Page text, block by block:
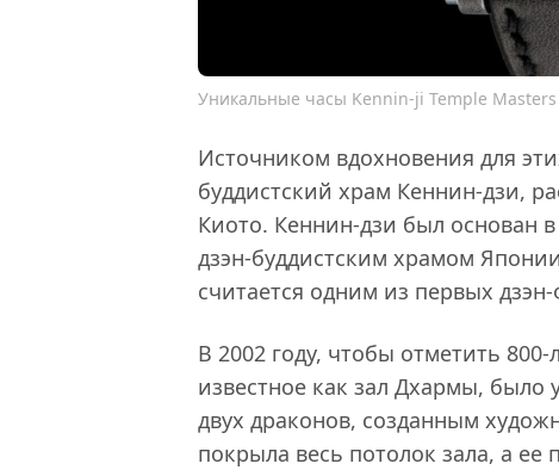
Уникальные часы Kennin-ji Temple Masters
Источником вдохновения для
буддистский храм Кеннин-дзи,
Киото. Кеннин-дзи был основан
дзэн-буддистским храмом
считается одним из первых
В 2002 году, чтобы отметить
известное как зал Дхармы,
двух драконов, созданным
покрыла весь потолок зала, а